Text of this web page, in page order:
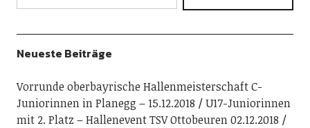
Neueste Beiträge
Vorrunde oberbayrische Hallenmeisterschaft C-
Juniorinnen in Planegg – 15.12.2018
U17-Juniorinnen
mit 2. Platz – Hallenevent TSV Ottobeuren 02.12.2018